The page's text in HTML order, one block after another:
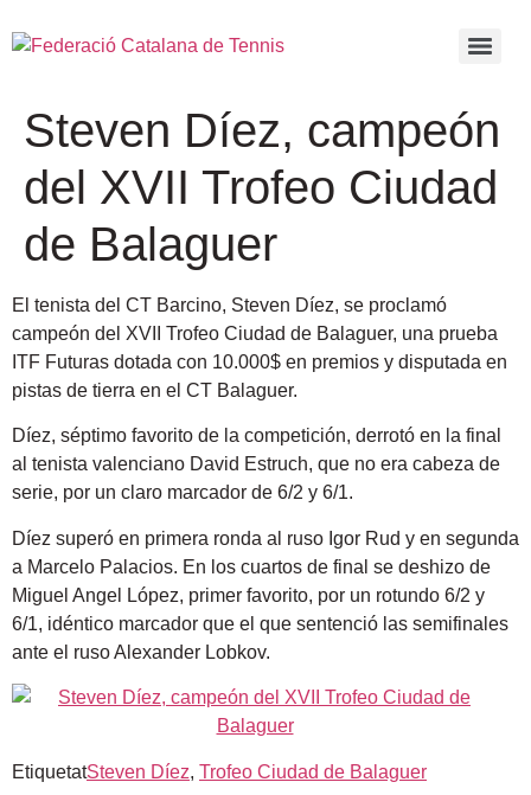
Steven Díez, campeón
del XVII Trofeo Ciudad
de Balaguer
El tenista del CT Barcino, Steven Díez, se proclamó
campeón del XVII Trofeo Ciudad de Balaguer, una prueba
ITF Futuras dotada con 10.000$ en premios y disputada en
pistas de tierra en el CT Balaguer.
Díez, séptimo favorito de la competición, derrotó en la final
al tenista valenciano David Estruch, que no era cabeza de
serie, por un claro marcador de 6/2 y 6/1.
Díez superó en primera ronda al ruso Igor Rud y en segunda
a Marcelo Palacios. En los cuartos de final se deshizo de
Miguel Angel López, primer favorito, por un rotundo 6/2 y
6/1, idéntico marcador que el que sentenció las semifinales
ante el ruso Alexander Lobkov.
EtiquetatSteven Díez, Trofeo Ciudad de Balaguer